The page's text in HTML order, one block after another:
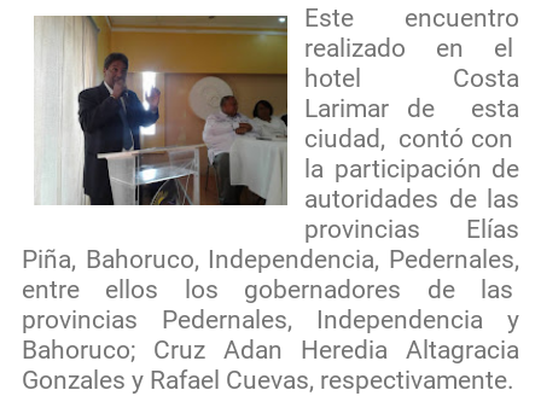
Este encuentro
realizado en el
hotel Costa
Larimar de esta
ciudad, contó con
la participación de
autoridades de las
provincias Elías
Piña, Bahoruco, Independencia, Pedernales,
entre ellos los gobernadores de las
provincias Pedernales, Independencia y
Bahoruco; Cruz Adan Heredia Altagracia
Gonzales y Rafael Cuevas, respectivamente.